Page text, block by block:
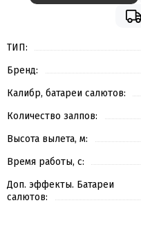
ТИП:
Бренд:
Калибр, батареи салютов:
Количество залпов:
Высота вылета, м:
Время работы, с:
Доп. эффекты. Батареи
салютов: